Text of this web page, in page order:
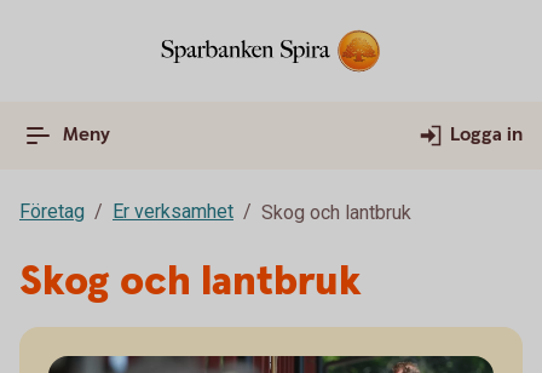
Meny Logga in
Företag Er verksamhet Skog och lantbruk
Skog och lantbruk